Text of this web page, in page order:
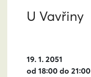
U Vavřiny
19. 1. 2051
od 18:00 do 21:00